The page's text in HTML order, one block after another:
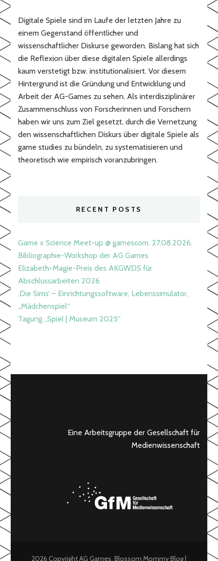
Digitale Spiele sind im Laufe der letzten Jahre zu
einem Gegenstand öffentlicher und
wissenschaftlicher Diskurse geworden. Bislang hat sich
die Reflexion über diese digitalen Spiele allerdings
kaum verstetigt bzw. institutionalisiert. Vor diesem
Hintergrund ist die Gründung und Entwicklung und
Arbeit der AG-Games zu sehen. Als interdisziplinärer
Zusammenschluss von Forscherinnen und Forschern
haben wir uns zum Ziel gesetzt, durch die Vernetzung
den wissenschaftlichen Diskurs über digitale Spiele als
game studies zu bündeln, zu systematisieren und
theoretisch wie empirisch voranzubringen.
RECENT POSTS
Game x Science Meet-up @ gamescom, 27.08.2026.
Bibliographie-Workshop der AG Games
Elizabeth-Magie-Preis des AKGWDS für
Abschlussarbeiten 2026
‚Die Sims‘ – Einrichtungssoftware, Lebenssimulator,
„Mädchenspiel“
Tagung „Spiel | Museum 2025“
Eine Arbeitsgruppe der Gesellschaft für
Medienwissenschaft
2026 CopyrightAG Games. Blossom Mommy Blog |